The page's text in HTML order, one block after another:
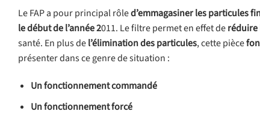
Le FAP a pour principal rôled’emmagasiner les particules
le début de l’année 2011. Le filtre permet en effet deréduire
santé. En plus del’éliminationdesparticules, cette pièce
présenter dans ce genre de situation :
Un fonctionnement commandé
Un fonctionnement forcé